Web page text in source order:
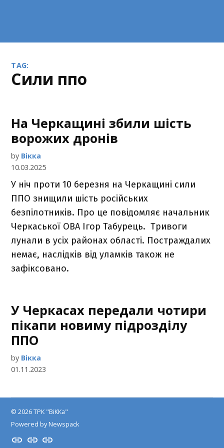
TAG:
сили ппо
На Черкащині збили шість
ворожих дронів
by Вікка
10.03.2025
У ніч проти 10 березня на Черкащині сили
ППО знищили шість російських
безпілотників. Про це повідомляє начальник
Черкаської ОВА Ігор Табурець. Тривоги
лунали в усіх районах області. Постраждалих
немає, наслідків від уламків також не
зафіксовано.
У Черкасах передали чотири
пікапи новиму підрозділу
ППО
by Вікка
01.11.2023
© 2026 ТРК "ВіККа"
Powered by Newspack
Insta
YouTube
FB